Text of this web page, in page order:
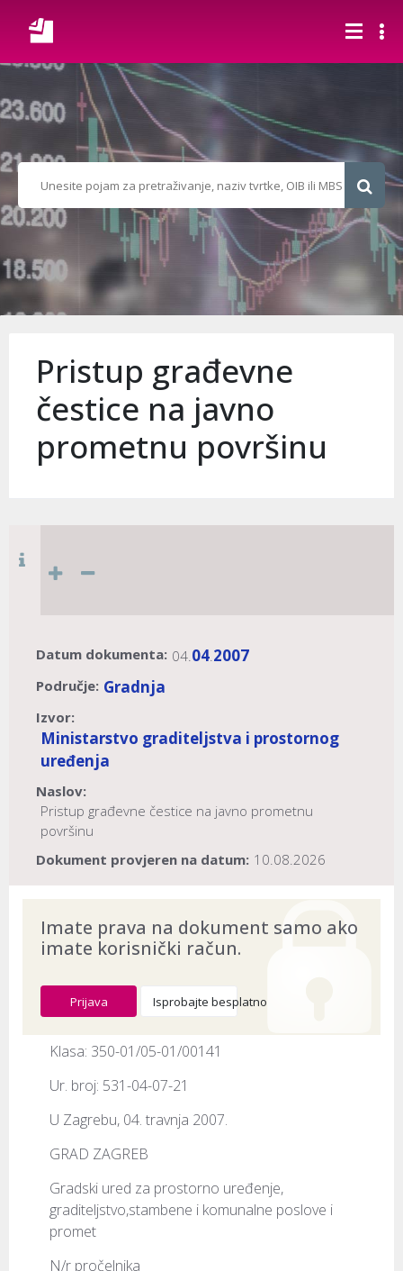
Pristup građevne
čestice na javno
prometnu površinu
Datum dokumenta: 04.04.2007
Područje: Gradnja
Izvor:
Ministarstvo graditeljstva i prostornog
uređenja
Naslov:
Pristup građevne čestice na javno prometnu
površinu
Dokument provjeren na datum: 10.08.2026
Imate prava na dokument samo ako
imate korisnički račun.
Prijava Isprobajte besplatno
Klasa: 350-01/05-01/00141
Ur. broj: 531-04-07-21
U Zagrebu, 04. travnja 2007.
GRAD ZAGREB
Gradski ured za prostorno uređenje,
graditeljstvo,stambene i komunalne poslove i
promet
N/r pročelnika